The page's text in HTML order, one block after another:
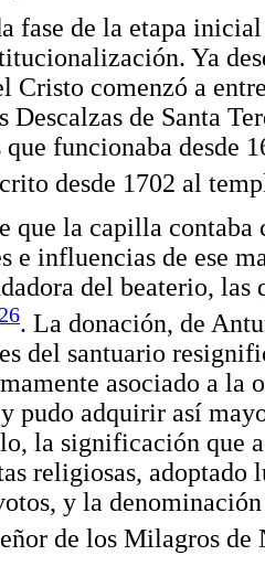
fase de la etapa
Ya
Cristo comenzó a
Descalzas de Santa
que funcionaba desde
desde 1702 al
que la capilla
e influencias de ese
del beaterio,
26. La donación, de
del santuario
asociado a la
pudo adquirir así
la significación que
religiosas,
y la
de los Milagros de